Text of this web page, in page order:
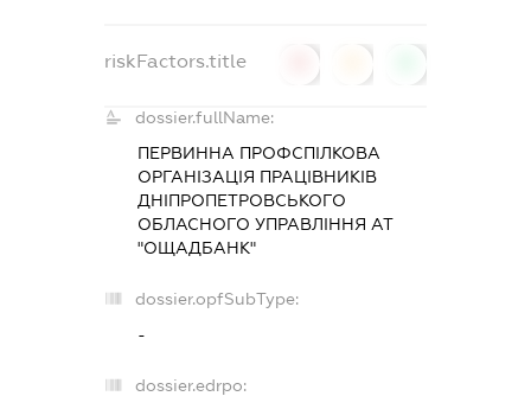
riskFactors.title
dossier.fullName:
ПЕРВИННА ПРОФСПІЛКОВА
ОРГАНІЗАЦІЯ ПРАЦІВНИКІВ
ДНІПРОПЕТРОВСЬКОГО
ОБЛАСНОГО УПРАВЛІННЯ АТ
"ОЩАДБАНК"
dossier.opfSubType:
-
dossier.edrpo: